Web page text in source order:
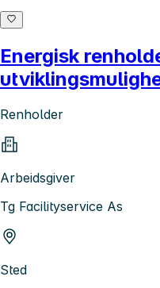
Energisk
Renholder
Arbeidsgiver
Tg Facilityservice As
Sted